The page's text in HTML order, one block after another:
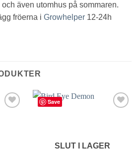
även utomhus på sommaren.
fröerna i Growhelper 12-24h
Save
SLUT I LAGER